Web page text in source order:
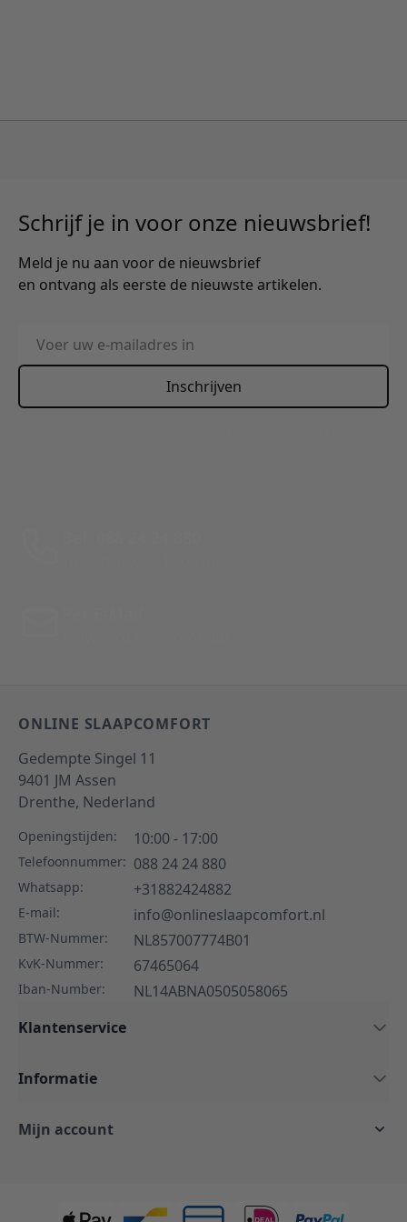
Schrijf je in voor onze nieuwsbrief!
Meld je nu aan voor de nieuwsbrief
en ontvang als eerste de nieuwste artikelen.
E-mailadres
Inschrijven
ONLINE SLAAPCOMFORT
Gedempte Singel 11
9401 JM Assen
Drenthe, Nederland
Openingstijden: 10:00 - 17:00
Telefoonnummer: 088 24 24 880
Whatsapp: +31882424882
E-mail: info@onlineslaapcomfort.nl
BTW-Nummer: NL857007774B01
KvK-Nummer: 67465064
Iban-Number:
NL14ABNA0505058065
Klantenservice
Informatie
Mijn account